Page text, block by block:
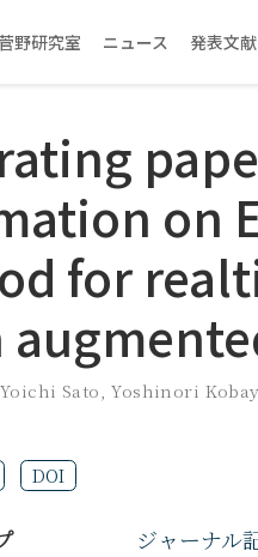
野研究室 ニュース 発表文献
on
for
Yoichi Sato,Yoshinori
DOI
ジャーナル